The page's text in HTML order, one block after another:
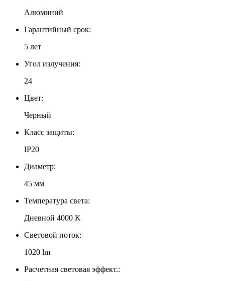
Алюминий
Гарантийный срок:
5 лет
Угол излучения:
24
Цвет:
Черный
Класс защиты:
IP20
Диаметр:
45 мм
Температура света:
Дневной 4000 K
Световой поток:
1020 lm
Расчетная световая эффект.: